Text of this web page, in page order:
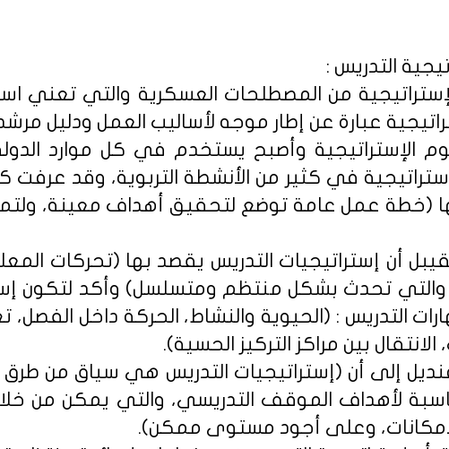
التدريس :
من المصطلحات العسكرية والتي تعني
عبارة عن إطار موجه لأساليب العمل ودليل
الإستراتيجية وأصبح يستخدم في كل موارد
في كثير من الأنشطة التربوية، وقد عرفت
(خطة عمل عامة توضع لتحقيق أهداف معينة،
أن إستراتيجيات التدريس يقصد بها (تحركات
والتي تحدث بشكل منتظم ومتسلسل) وأكد لتكون
التدريس : (الحيوية والنشاط، الحركة داخل الفصل،
الانتقال بين مراكز التركيز الحسية).
إلى أن (إستراتيجيات التدريس هي سياق من طرق
لأهداف الموقف التدريسي، والتي يمكن من
وعلى أجود مستوى ممكن).